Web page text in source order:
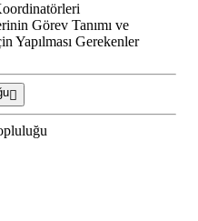
Görev Tanımı ve
Yapılması Gerekenler